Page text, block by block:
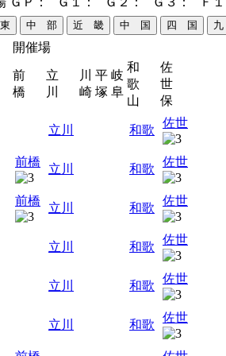
中 部 近 畿 中 国 四 国
開催場
前
橋
立
川
川
崎
平
塚
岐
阜
和
歌
山
佐
世
保
立川 和歌
佐世
前橋
立川 和歌
佐世
前橋
立川 和歌
佐世
立川 和歌
佐世
立川 和歌
佐世
立川 和歌
佐世